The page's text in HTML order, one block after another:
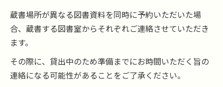
蔵書場所が異なる図書資料を同時に予約いただいた場
合、蔵書する図書室からそれぞれご連絡させていただき
ます。
その際に、貸出中のため準備までにお時間いただく旨の
連絡になる可能性があることをご了承ください。